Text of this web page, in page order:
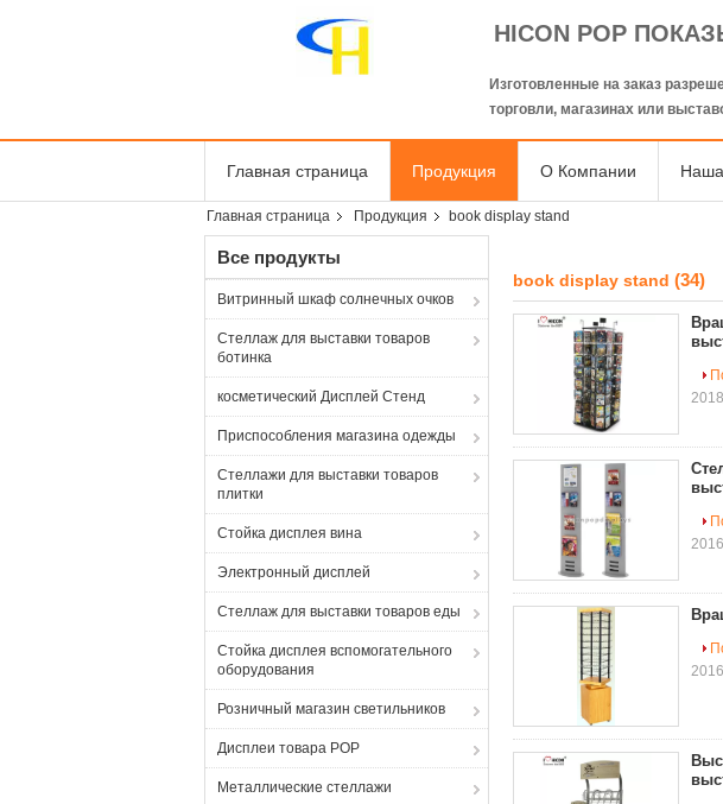
HICON POP
Изготовленные на заказ
торговли, магазинах или
Главная страница Продукция О Компании
Главная страница Продукция book display stand
Все продукты
Витринный шкаф солнечных очков
Стеллаж для выставки товаров
ботинка
косметический Дисплей Стенд
Приспособления магазина одежды
Стеллажи для выставки товаров
плитки
Стойка дисплея вина
Электронный дисплей
Стеллаж для выставки товаров еды
Стойка дисплея вспомогательного
оборудования
Розничный магазин светильников
Дисплеи товара POP
Металлические стеллажи
book display stand (34)